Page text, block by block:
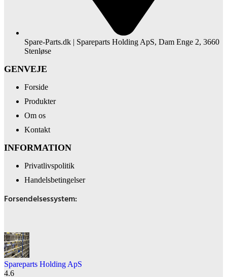
Spare-Parts.dk | Spareparts Holding ApS, Dam Enge 2, 3660
Stenløse
GENVEJE
Forside
Produkter
Om os
Kontakt
INFORMATION
Privatlivspolitik
Handelsbetingelser
Forsendelsessystem:
Spareparts Holding ApS
4.6